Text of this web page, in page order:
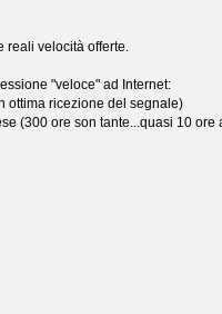
reali velocità offerte.
"veloce" ad Internet:
ottima ricezione del segnale)
(300 ore son tante...quasi 10